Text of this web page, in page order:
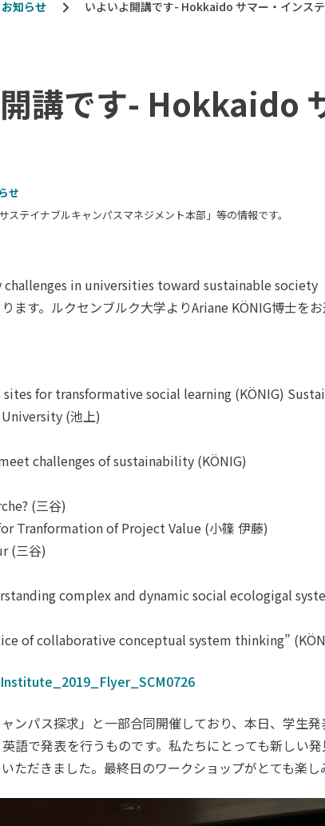
お知らせ いよいよ開講です- Hokkaido サマー・インス
講です- Hokkaido
せ
テイナブルキャンパスマネジメント本部」等の情報です。
in universities toward sustainable society
ます。ルクセンブルク大学よりAriane KÖNIG博士をお
for transformative social learning (KÖNIG)
(池上)
challenges of sustainability (KÖNIG)
(三谷)
Tranformation of Project Value (小篠 伊藤)
(三谷)
complex and dynamic social ecologigal
of collaborative conceptual system thinking”
ンパス探求」と一部合同開催しており、本日、学生
語で発表を行うものです。私たちにとっても新しい
ただきました。最終日のワークショップがとても楽し